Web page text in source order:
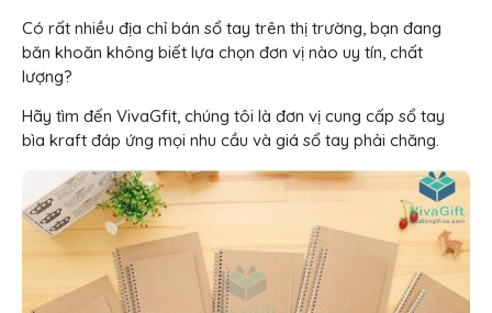
Có rất nhiều địa chỉ bán sổ tay trên thị trường, bạn đang
băn khoăn không biết lựa chọn đơn vị nào uy tín, chất
lượng?
Hãy tìm đến VivaGfit, chúng tôi là đơn vị cung cấp sổ tay
bìa kraft đáp ứng mọi nhu cầu và giá sổ tay phải chăng.